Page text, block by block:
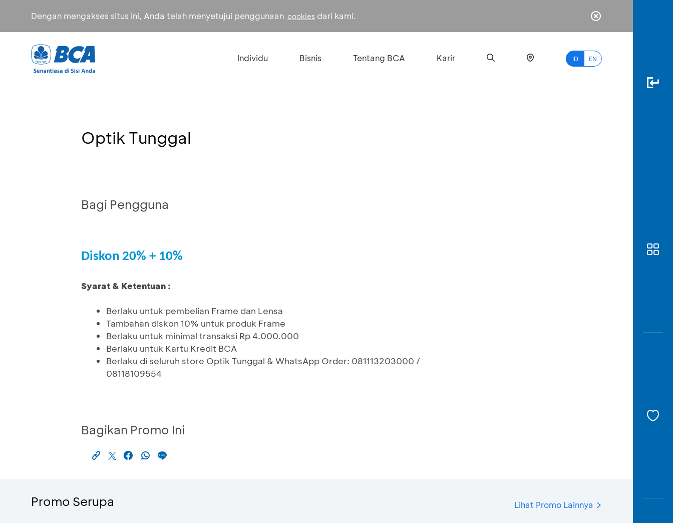
Dengan mengakses situs ini, Anda telah menyetujui penggunaan cookies dari kami.
Individu Bisnis Tentang BCA Karir ID EN
DICARI
Buka
Optik Tunggal
Bagi Pengguna
Diskon 20% + 10%
Syarat & Ketentuan :
Berlaku untuk pembelian Frame dan Lensa
Tambahan diskon 10% untuk produk Frame
Berlaku untuk minimal transaksi Rp 4.000.000
Berlaku untuk Kartu Kredit BCA
Berlaku di seluruh store Optik Tunggal & WhatsApp Order: 081113203000 /
08118109554
Bagikan Promo Ini
Promo Serupa Lihat Promo Lainnya